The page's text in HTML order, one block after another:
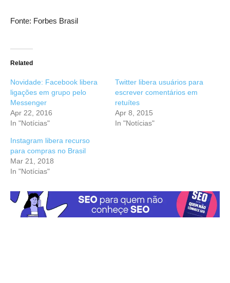
Fonte: Forbes Brasil
Related
Novidade: Facebook libera
ligações em grupo pelo
Messenger
Apr 22, 2016
In "Notícias"
Twitter libera usuários para
escrever comentários em
retuítes
Apr 8, 2015
In "Notícias"
Instagram libera recurso
para compras no Brasil
Mar 21, 2018
In "Notícias"